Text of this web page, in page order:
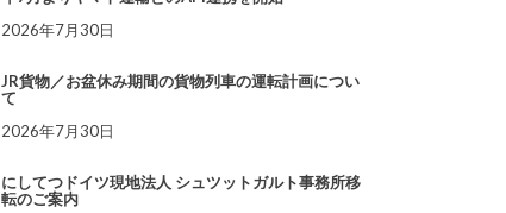
2026年7月30日
JR貨物／お盆休み期間の貨物列車の運転計画につい
て
2026年7月30日
にしてつドイツ現地法人 シュツットガルト事務所移
転のご案内